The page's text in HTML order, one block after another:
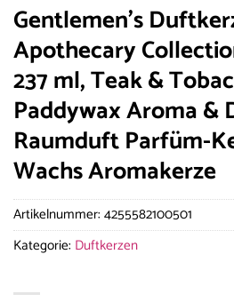
Gentlemen’s
Apothecary
237 ml, Teak &
Paddywax Aroma &
Raumduft Parfüm-
Wachs Aromakerze
Artikelnummer: 4255582100501
Kategorie: Duftkerzen